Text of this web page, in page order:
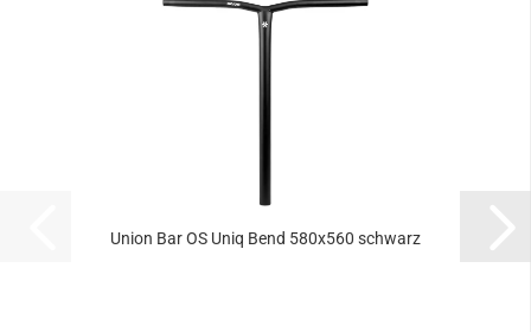
Union Bar OS Uniq Bend 580x560 schwarz